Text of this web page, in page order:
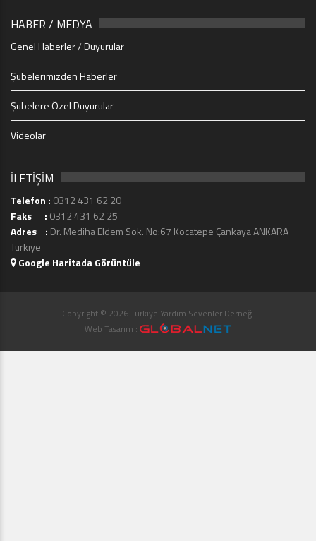
HABER / MEDYA
Genel Haberler / Duyurular
Şubelerimizden Haberler
Şubelere Özel Duyurular
Videolar
İLETİŞİM
Telefon : 0312 431 62 20
Faks : 0312 431 62 25
Adres : Dr. Mediha Eldem Sok. No:67 Kocatepe Çankaya ANKARA
Türkiye
Google Haritada Görüntüle
Copyright © 2026 Türkiye Yardım Sevenler Derneği
Web Tasarım :